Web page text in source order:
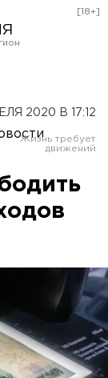
[18+]
2020 В 17:12